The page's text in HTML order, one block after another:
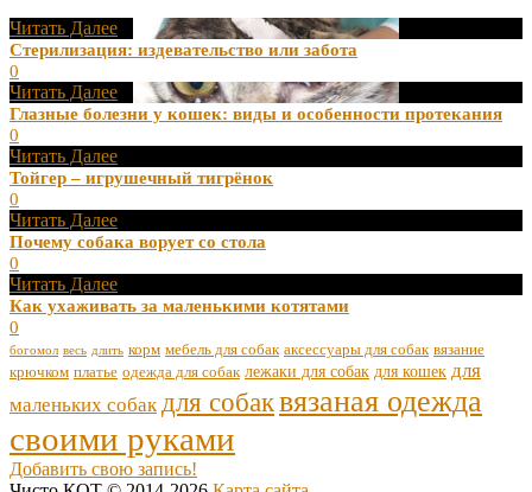
Читать Далее
Стерилизация: издевательство или забота
0
Читать Далее
Глазные болезни у кошек: виды и особенности протекания
0
Читать Далее
Тойгер – игрушечный тигрёнок
0
Читать Далее
Почему собака ворует со стола
0
Читать Далее
Как ухаживать за маленькими котятами
0
богомол весь длить корм мебель для собак аксессуары для собак вязание
крючком платье одежда для собак лежаки для собак для кошек для
маленьких собак для собаквязаная одежда
своими руками
Добавить свою запись!